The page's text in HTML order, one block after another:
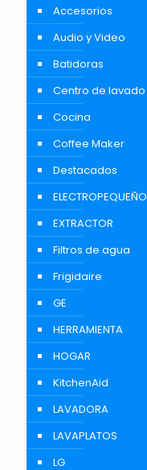
Accesorios
Audio y Video
Batidoras
Centro de lavado
Cocina
Coffee Maker
Destacados
ELECTROPEQUEÑO
EXTRACTOR
Filtros de agua
Frigidaire
GE
HERRAMIENTA
HOGAR
KitchenAid
LAVADORA
LAVAPLATOS
LG